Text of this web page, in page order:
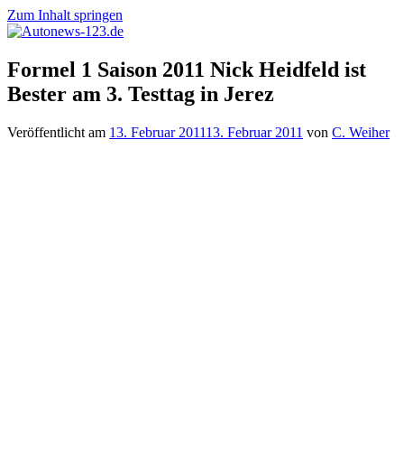
Zum Inhalt springen
Autonews-
123.de
Autonews
mit
Charme
Formel 1 Saison 2011 Nick Heidfeld ist
Bester am 3. Testtag in Jerez
Veröffentlicht am 13. Februar 201113. Februar 2011 von C. Weiher